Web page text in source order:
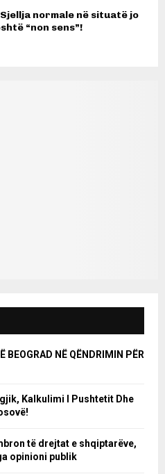
normale në situatë jo
“non sens”!
BEOGRAD NË QËNDRIMIN PËR
Kalkulimi I Pushtetit Dhe
të drejtat e shqiptarëve,
opinioni publik